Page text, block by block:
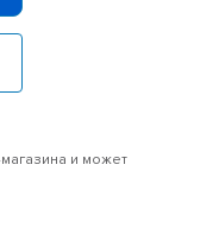
магазина и может